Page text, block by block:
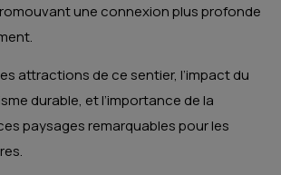
une connexion plus profonde
attractions de ce sentier, l’impact du
durable, et l’importance de la
paysages remarquables pour les